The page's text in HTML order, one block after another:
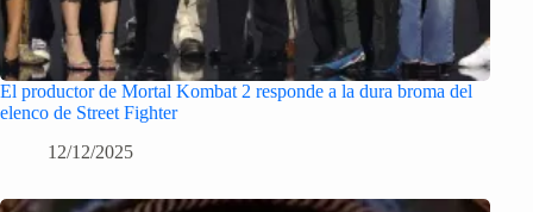
El productor de Mortal Kombat 2 responde a la dura broma del
elenco de Street Fighter
12/12/2025